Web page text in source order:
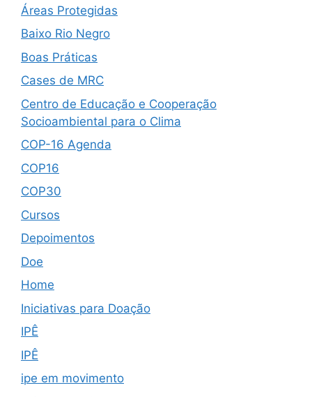
Áreas Protegidas
Baixo Rio Negro
Boas Práticas
Cases de MRC
Centro de Educação e Cooperação
Socioambiental para o Clima
COP-16 Agenda
COP16
COP30
Cursos
Depoimentos
Doe
Home
Iniciativas para Doação
IPÊ
IPÊ
ipe em movimento